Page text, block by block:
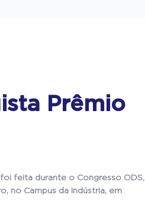
Prêmio
feita durante o Congresso ODS,
no Campus da Indústria, em